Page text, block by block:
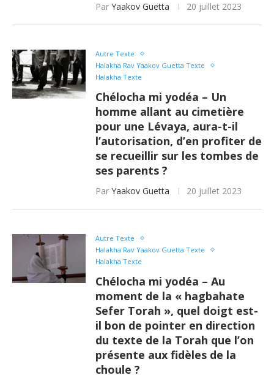
Par Yaakov Guetta 20 juillet 2023
Autre Texte
Halakha Rav Yaakov Guetta Texte
Halakha Texte
Chélocha mi yodéa – Un
homme allant au cimetière
pour une Lévaya, aura-t-il
l’autorisation, d’en profiter de
se recueillir sur les tombes de
ses parents ?
Par Yaakov Guetta 20 juillet 2023
Autre Texte
Halakha Rav Yaakov Guetta Texte
Halakha Texte
Chélocha mi yodéa – Au
moment de la « hagbahate
Sefer Torah », quel doigt est-
il bon de pointer en direction
du texte de la Torah que l’on
présente aux fidèles de la
choule ?